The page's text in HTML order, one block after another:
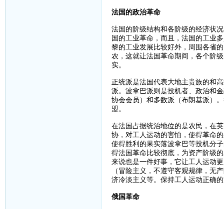
法国的政治革命
法国的阶级结构和各阶级的经济状
国的工业革命，而且，法国的工业
黎的工业发展比较好外，周围各省
农，这就让法国革命期间，各个阶
实。
正统派是法国代表大地主贵族的和
派。波拿巴派则是投机者、政治和
协会会员）和多数派（布朗基派）
盟。
在法国占据统治地位的是农民，在
协，对工人运动的害怕，使得革命
使得胜利的果实落波拿巴等投机分
得法国革命比较彻底，为资产阶级
来说也是一件好事，它让工人运动
（冒险主义，不遵守客观规律，无
济冷淡主义等。保持工人运动正确
俄国革命